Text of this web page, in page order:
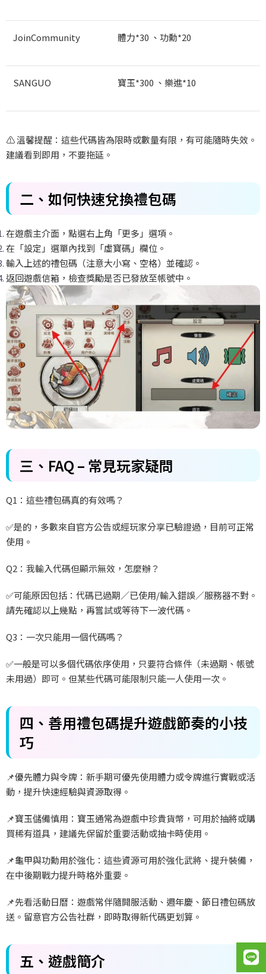
JoinCommunity 體力*30 、功勳*20
SANGUO 寶玉*300 、樂進*10
⚠️溫馨提醒：這些代碼皆為限時或數量有限，有可能隨時失效。
建議看到即用，不要拖延。
二、如何快速兌換禮包碼
在遊戲主介面，點選右上角「更多」選項。
在「設定」選單內找到「虛寶碼」欄位。
輸入上述的禮包碼（注意大小寫、空格）並確認。
返回遊戲信箱，檢查獎勵是否已發放至帳號中。
三、FAQ – 常見玩家疑問
Q1 ：這些禮包碼真的有效嗎？
✅是的，多數來自官方公告或經玩家分享已驗證過，目前可正常
使用。
Q2 ：我輸入代碼但顯示無效，怎麼辦？
✅可能原因包括：代碼已過期／已使用/輸入錯誤／服務器不對。
請先確認以上幾點，再嘗試或等待下一波代碼。
Q3 ：一次只能用一個代碼嗎？
✅一般是可以多個代碼依序使用，只要符合條件（未過期、帳號
未用過）即可。但某些代碼可能限制只能一人使用一次。
四、善用禮包碼提升遊戲節奏的小技
巧
📌優先體力與令牌：新手期可優先使用體力或令牌進行實戰或活
動，提升快速經驗與資源取得。
📌寶玉儲備慎用：寶玉通常為遊戲中珍貴貨幣，可用於抽將或購
買稀有道具，建議先保留於重要活動或抽卡時使用。
📌龜甲與功勳用於強化：這些資源可用於強化武將、提升裝備，
在中後期戰力提升時格外重要。
📌先看活動日曆：遊戲常伴隨開服活動、週年慶、節日禮包碼放
送。留意官方公告社群，即時取得新代碼更划算。
五、遊戲簡介